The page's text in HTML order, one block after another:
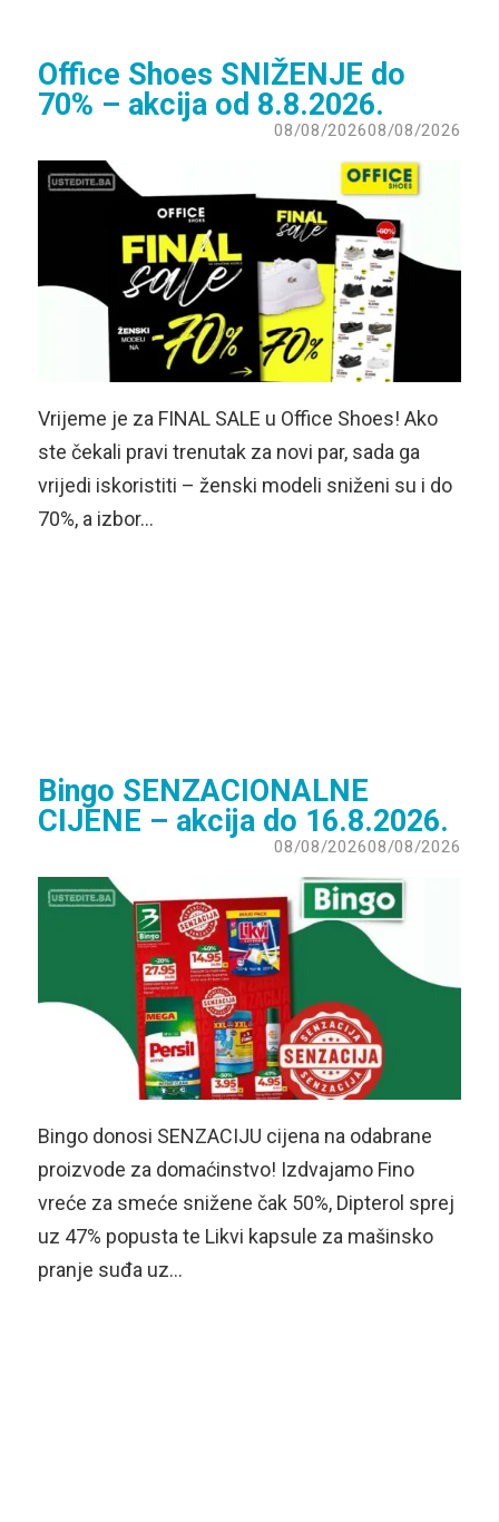
Office Shoes SNIŽENJE do
70% – akcija od 8.8.2026.
08/08/202608/08/2026
Vrijeme je za FINAL SALE u Office Shoes! Ako
ste čekali pravi trenutak za novi par, sada ga
vrijedi iskoristiti – ženski modeli sniženi su i do
70%, a izbor…
Bingo SENZACIONALNE
CIJENE – akcija do 16.8.2026.
08/08/202608/08/2026
Bingo donosi SENZACIJU cijena na odabrane
proizvode za domaćinstvo! Izdvajamo Fino
vreće za smeće snižene čak 50%, Dipterol sprej
uz 47% popusta te Likvi kapsule za mašinsko
pranje suđa uz…